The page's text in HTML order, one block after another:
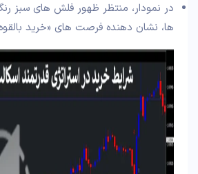
در نمودار، منتظر ظهور فلش های سبز
ها، نشان دهنده فرصت های «خرید